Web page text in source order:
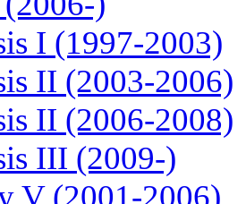
I (1997-2003)
II (2003-2006)
II (2006-2008)
III (2009-)